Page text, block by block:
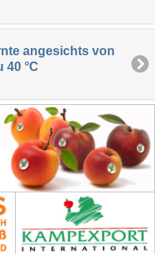
angesichts von
40 °C